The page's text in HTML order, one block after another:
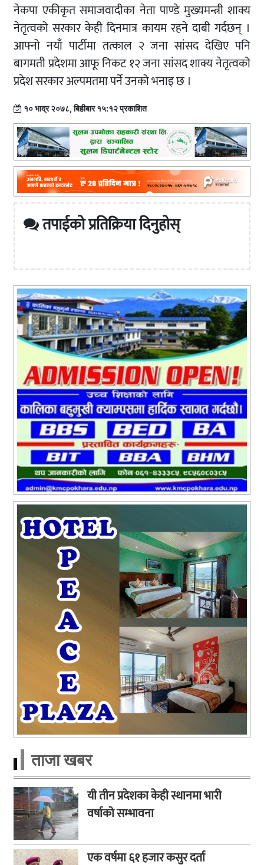
नेकपा एकीकृत समाजवादीका नेता पाण्डे मुख्यमन्त्री शाक्य
नेतृत्वको सरकार केही दिनमात्र कायम रहने दाबी गर्दछन् ।
आफ्नो नयाँ पार्टीमा तत्काल २ जना सांसद देखिए पनि
बागमती प्रदेशमा आफू निकट १२ जना सांसद शाक्य नेतृत्वको
प्रदेश सरकार अल्पमतमा पर्ने उनको भनाइ छ ।
१० भाद्र २०७८, बिहीबार १५:१२ प्रकाशित
तपाईको प्रतिक्रिया दिनुहोस्
ताजा खबर
यी तीन प्रदेशका केही स्थानमा भारी
वर्षाको सम्भावना
एक वर्षमा ६१ हजार कसुर दर्ता